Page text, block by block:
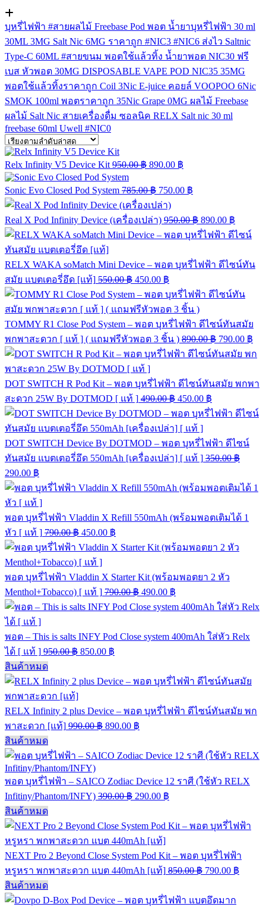
บุหรี่ไฟฟ้า #สายผลไม้ Freebase Pod พอต น้ำยาบุหรี่ไฟฟ้า 30 ml
30ML 3MG Salt Nic 6MG ราคาถูก #NIC3 #NIC6 ส่งไว Saltnic
Type-C 60ML #สายขนม พอตใช้แล้วทิ้ง น้ำยาพอต NIC30 ฟรี
เบส หัวพอต 30MG DISPOSABLE VAPE POD NIC35 35MG
พอตใช้แล้วทิ้งราคาถูก Coil 3Nic E-juice คอยล์ VOOPOO 6Nic
SMOK 100ml พอตราคาถูก 35Nic Grape 0MG ผลไม้ Freebase
ผลไม้ Salt Nic สายเครื่องดื่ม ซอลนิค RELX Salt nic 30 ml
freebase 60ml Uwell #NIC0
Relx Infinity V5 Device Kit 950.00฿ 890.00 ฿
Sonic Evo Closed Pod System 785.00฿ 750.00 ฿
Real X Pod Infinity Device (เครื่องเปล่า) 950.00฿ 890.00 ฿
RELX WAKA soMatch Mini Device – พอต บุหรี่ไฟฟ้า ดีไซน์ทัน
สมัย แบตเตอรี่อึด [แท้] 550.00฿ 450.00 ฿
TOMMY R1 Close Pod System – พอต บุหรี่ไฟฟ้า ดีไซน์ทันสมัย
พกพาสะดวก [ แท้ ] ( แถมฟรีหัวพอต 3 ชิ้น ) 890.00฿ 790.00 ฿
DOT SWITCH R Pod Kit – พอต บุหรี่ไฟฟ้า ดีไซน์ทันสมัย พกพา
สะดวก 25W By DOTMOD [ แท้ ] 490.00฿ 450.00 ฿
DOT SWITCH Device By DOTMOD – พอต บุหรี่ไฟฟ้า ดีไซน์
ทันสมัย แบตเตอรี่อึด 550mAh [เครื่องเปล่า] [ แท้ ] 350.00฿
290.00 ฿
พอต บุหรี่ไฟฟ้า Vladdin X Refill 550mAh (พร้อมพอตเติมได้ 1
หัว [ แท้ ] 790.00฿ 450.00 ฿
พอต บุหรี่ไฟฟ้า Vladdin X Starter Kit (พร้อมพอตยา 2 หัว
Menthol+Tobacco) [ แท้ ] 790.00฿ 490.00 ฿
พอต – This is salts INFY Pod Close system 400mAh ใส่หัว Relx
ได้ [ แท้ ] 950.00฿ 850.00 ฿
สินค้าหมด
RELX Infinity 2 plus Device – พอต บุหรี่ไฟฟ้า ดีไซน์ทันสมัย พก
พาสะดวก [แท้] 990.00฿ 890.00 ฿
สินค้าหมด
พอต บุหรี่ไฟฟ้า – SAICO Zodiac Device 12 ราศี (ใช้หัว RELX
Infitiny/Phantom/INFY) 390.00฿ 290.00 ฿
สินค้าหมด
NEXT Pro 2 Beyond Close System Pod Kit – พอต บุหรี่ไฟฟ้า
หรูหรา พกพาสะดวก แบต 440mAh [แท้] 850.00฿ 790.00 ฿
สินค้าหมด